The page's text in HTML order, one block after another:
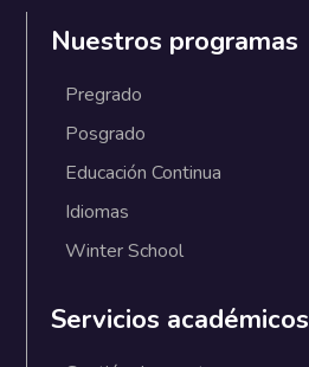
Nuestros programas
Pregrado
Posgrado
Educación Continua
Idiomas
Winter School
Servicios académicos